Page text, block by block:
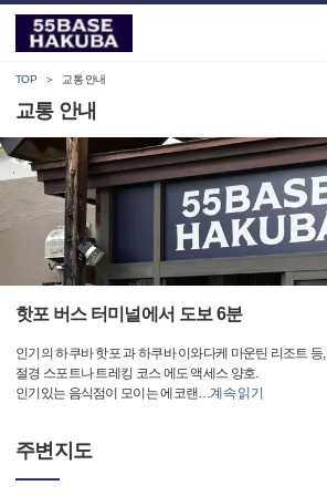
TOP 교통 안내
교통 안내
핫포 버스 터미널에서 도보 6분
인기의 하쿠바 핫포 과 하쿠바 이와다케 마운틴 리조트 등,
절경 스포트나 트레킹 코스 에도 액세스 양호.
인기있는 음식점이 모이는 에코랜…계속 읽기
주변지도